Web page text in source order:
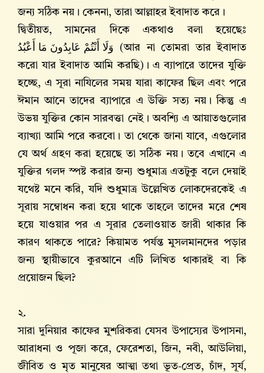
জন্য সঠিক নয়। কেননা, তারা আল্লাহর ইবাদাত করে।
দ্বিতীয়ত, সামনের দিকে একথাও বলা হয়েছেঃ
وَلَا أَنْتُمْ عَابِدُونَ مَا أَعْبُدُ (আর না তোমরা তার ইবাদাত
করো যার ইবাদাত আমি করছি)। এ ব্যাপারে তাদের যুক্তি
হচ্ছে, এ সূরা নাযিলের সময় যারা কাফের ছিল এবং পরে
ঈমান আনে তাদের ব্যাপারে এ উক্তি সত্য নয়। কিন্তু এ
উভয় যুক্তির কোন সারবত্তা নেই। অবশ্যি এ আয়াতগুলোর
ব্যাখ্যা আমি পরে করবো। তা থেকে জানা যাবে, এগুলোর
যে অর্থ গ্রহণ করা হয়েছে তা সঠিক নয়। তবে এখানে এ
যুক্তির গলদ স্পষ্ট করার জন্য শুধুমাত্র এতটুকু বলে দেয়াই
যথেষ্ট মনে করি, যদি শুধুমাত্র উল্লেখিত লোকদেরকেই এ
সূরায় সম্বোধন করা হয়ে থাকে তাহলে তাদের মরে শেষ
হয়ে যাওয়ার পর এ সূরার তেলাওয়াত জারী থাকার কি
কারণ থাকতে পারে? কিয়ামত পর্যন্ত মুসলমানদের পড়ার
জন্য স্থায়ীভাবে কুরআনে এটি লিখিত থাকারই বা কি
প্রয়োজন ছিল?
২.
সারা দুনিয়ার কাফের মুশরিকরা যেসব উপাস্যের উপাসনা,
আরাধনা ও পূজা করে, ফেরেশতা, জিন, নবী, আউলিয়া,
জীবিত ও মৃত মানুষের আত্মা তথা ভূত-প্রেত, চাঁদ, সূর্য,